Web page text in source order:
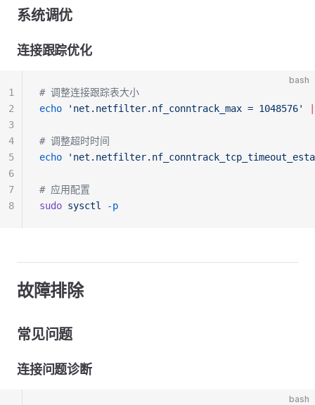
系统调优
连接跟踪优化
bash
# 调整连接跟踪表大小
echo 'net.netfilter.nf_conntrack_max = 1048576'
# 调整超时时间
echo
# 应用配置
sudo sysctl -p
1
2
3
4
5
6
7
8
故障排除
常见问题
连接问题诊断
bash